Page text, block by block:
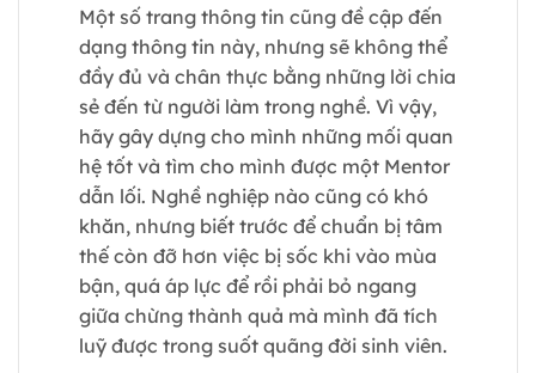
Một số trang thông tin cũng đề cập đến
dạng thông tin này, nhưng sẽ không thể
đầy đủ và chân thực bằng những lời chia
sẻ đến từ người làm trong nghề. Vì vậy,
hãy gây dựng cho mình những mối quan
hệ tốt và tìm cho mình được một Mentor
dẫn lối. Nghề nghiệp nào cũng có khó
khăn, nhưng biết trước để chuẩn bị tâm
thế còn đỡ hơn việc bị sốc khi vào mùa
bận, quá áp lực để rồi phải bỏ ngang
giữa chừng thành quả mà mình đã tích
luỹ được trong suốt quãng đời sinh viên.